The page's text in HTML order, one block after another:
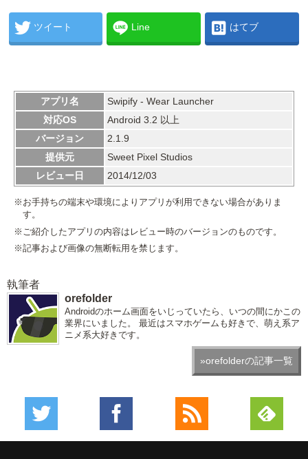
ツイート Line はてブ
アプリ名
Swipify - Wear Launcher
対応OS
Android 3.2 以上
バージョン
2.1.9
提供元
Sweet Pixel Studios
レビュー日
2014/12/03
※お手持ちの端末や環境によりアプリが利用できない場合がありま
す。
※ご紹介したアプリの内容はレビュー時のバージョンのものです。
※記事および画像の無断転用を禁じます。
執筆者
orefolder
Androidのホーム画面をいじっていたら、いつの間にかこの
業界にいました。 最近はスマホゲームも好きで、萌え系ア
ニメ系大好きです。
»orefolderの記事一覧